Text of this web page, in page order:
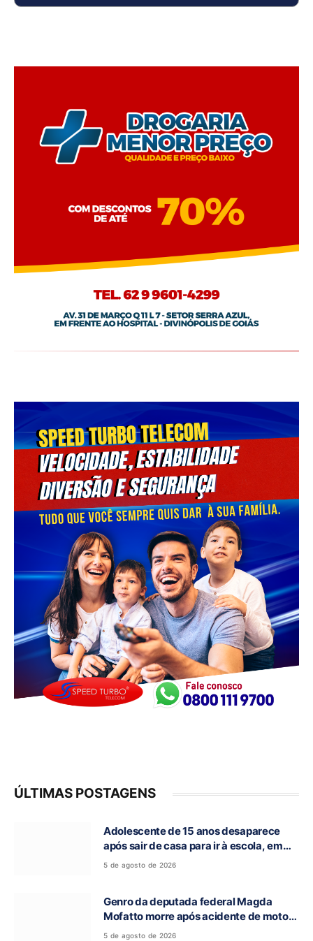
ÚLTIMAS POSTAGENS
Adolescente de 15 anos desaparece
após sair de casa para ir à escola, em
Campos Belos-GO
5 de agosto de 2026
Genro da deputada federal Magda
Mofatto morre após acidente de moto
na BR-153
5 de agosto de 2026